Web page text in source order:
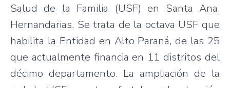
Salud de la Familia (USF) en Santa Ana,
Hernandarias. Se trata de la octava USF que
habilita la Entidad en Alto Paraná, de las 25
que actualmente financia en 11 distritos del
décimo departamento. La ampliación de la